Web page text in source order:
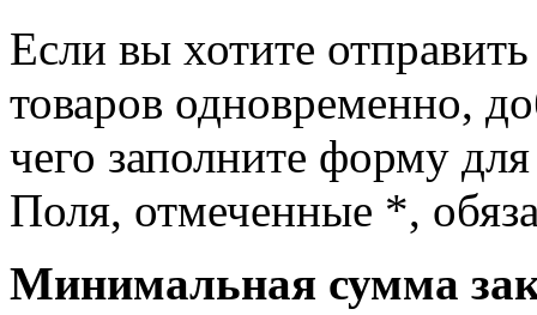
Если вы хотите
товаров одновременно,
чего заполните форму
Поля, отмеченные *,
Минимальная сумма